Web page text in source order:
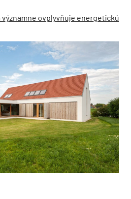
významne ovplyvňuje energetickú